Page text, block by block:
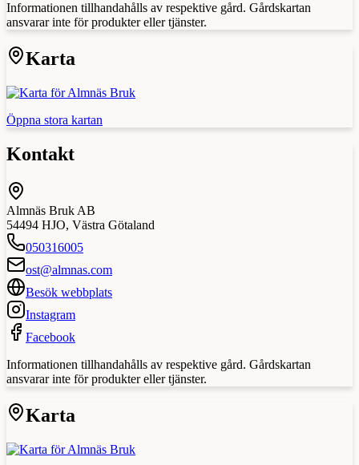
Informationen tillhandahålls av respektive gård. Gårdskartan
ansvarar inte för produkter eller tjänster.
Karta
Öppna stora kartan
Kontakt
Almnäs Bruk AB
54494 HJO, Västra Götaland
050316005
ost@almnas.com
Besök webbplats
Instagram
Facebook
Informationen tillhandahålls av respektive gård. Gårdskartan
ansvarar inte för produkter eller tjänster.
Karta